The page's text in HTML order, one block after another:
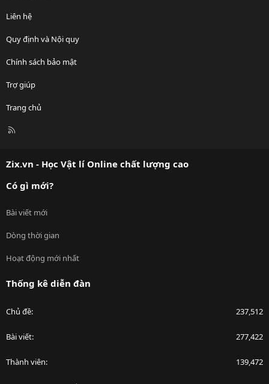
Liên hệ
Quy định và Nội quy
Chính sách bảo mật
Trợ giúp
Trang chủ
R
Zix.vn - Học Vật lí Online chất lượng cao
Có gì mới?
Bài viết mới
Dòng thời gian
Hoạt động mới nhất
Thống kê diễn đàn
Chủ đề 237,512
Bài viết 277,422
Thành viên 139,472